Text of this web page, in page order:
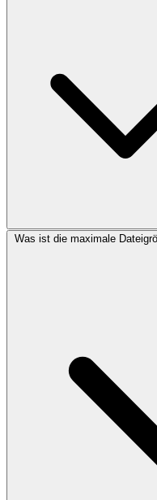
Was ist die maximale